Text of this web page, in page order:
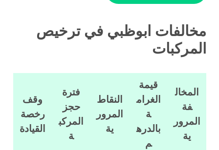
مخالفات ابوظبي في ترخيص
المركبات
المخال
فة
المرور
ية
قيمة
الغرام
ة
بالدره
م
النقاط
المرور
ية
فترة
حجز
المركب
ة
وقف
رخصة
القيادة